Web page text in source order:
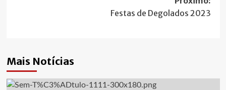
Festas de Degolados 2023
Mais Notícias